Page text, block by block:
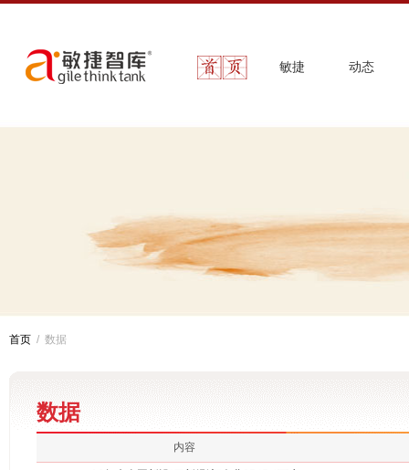
敏捷 动态
首页 / 数据
数据
内容